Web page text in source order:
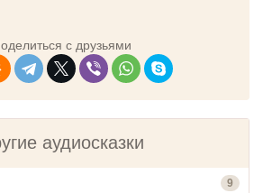
с друзьями
аудиосказки
9